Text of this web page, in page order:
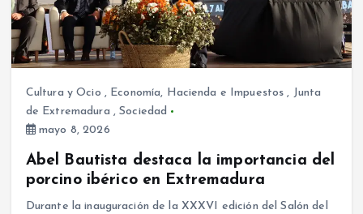
Cultura y Ocio , Economía, Hacienda e Impuestos , Junta
de Extremadura ,Sociedad
mayo 8, 2026
Abel Bautista destaca la importancia del
porcino ibérico en Extremadura
Durante la inauguración de la XXXVI edición del Salón del